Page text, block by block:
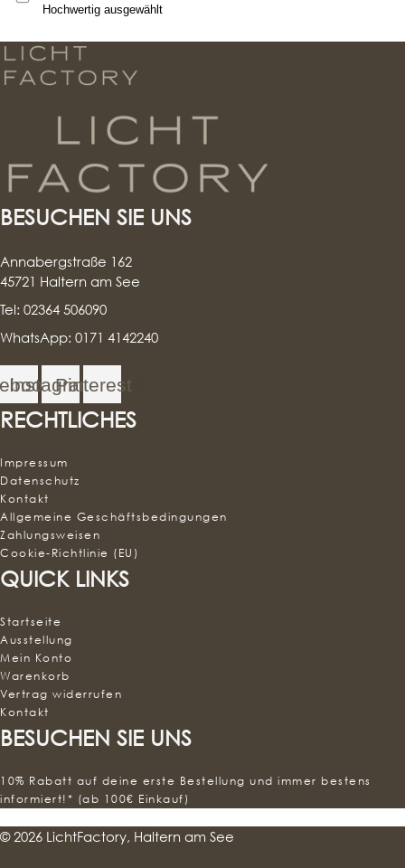
Hochwertig ausgewählt
BESUCHEN SIE UNS
Annabergstraße 162
45721 Haltern am See
Tel: 02364 506090
WhatsApp: 0171 4142240
Instagram
Pinterest
RECHTLICHES
Impressum
Datenschutz
Kontakt
Allgemeine Geschäftsbedingungen
Zahlungsweisen
Cookie-Richtlinie (EU)
QUICK LINKS
Startseite
Ausstellung
Mein Konto
Warenkorb
Vertrag widerrufen
Kontakt
BESUCHEN SIE UNS
10% Rabatt auf deine erste Bestellung und immer bestens
informiert!* (ab 100€ Einkauf)
© 2026 LichtFactory, Haltern am See